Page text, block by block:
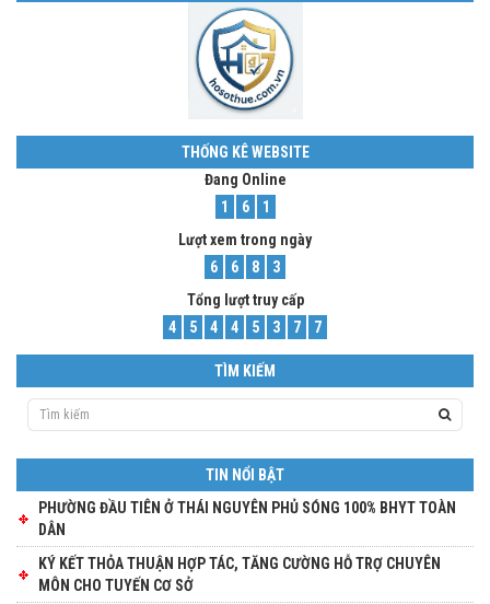
THỐNG KÊ WEBSITE
Đang Online
1
6
1
Lượt xem trong ngày
6
6 8
3
Tổng lượt truy cấp
4
5 4 4 5 3 7 7
TÌM KIẾM
TIN NỔI BẬT
PHƯỜNG ĐẦU TIÊN Ở THÁI NGUYÊN PHỦ SÓNG 100% BHYT TOÀN
DÂN
KÝ KẾT THỎA THUẬN HỢP TÁC, TĂNG CƯỜNG HỖ TRỢ CHUYÊN
MÔN CHO TUYẾN CƠ SỞ